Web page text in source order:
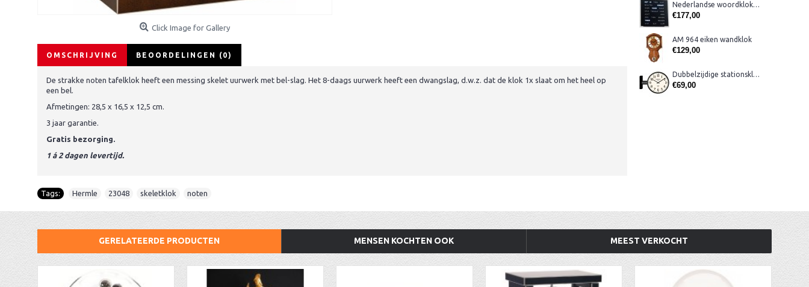
Nederlandse woordklok zwart AMS 1265
€177,00
AM 964 eiken wandklok
€129,00
Dubbelzijdige stationsklok metaal 1879
€69,00
Click Image for Gallery
OMSCHRIJVING BEOORDELINGEN (0)
De strakke noten tafelklok heeft een messing skelet uurwerk met bel-slag. Het 8-daags uurwerk heeft een dwangslag, d.w.z. dat de klok 1x slaat om het heel op
een bel.
Afmetingen: 28,5 x 16,5 x 12,5 cm.
3 jaar garantie.
Gratis bezorging.
1 á 2 dagen levertijd.
Tags: Hermle 23048 skeletklok noten
GERELATEERDE PRODUCTEN MENSEN KOCHTEN OOK MEEST VERKOCHT